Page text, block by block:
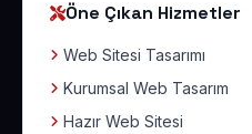
Öne Çıkan Hizmetler
Web Sitesi Tasarımı
Kurumsal Web Tasarım
Hazır Web Sitesi